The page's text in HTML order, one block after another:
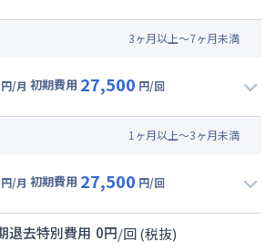
用)
月 (800円/日) (税抜)
3ヶ月以上～7ヶ月未満
円/月 初期費用 27,500 円/回
用)
月 (800円/日) (税抜)
1 ヶ月以上～3ヶ月未満
円/月 初期費用 27,500 円/回
用)
退去特別費用 0円/回(税抜)